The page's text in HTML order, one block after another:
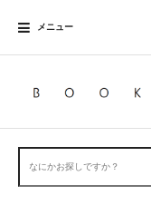
メニュー